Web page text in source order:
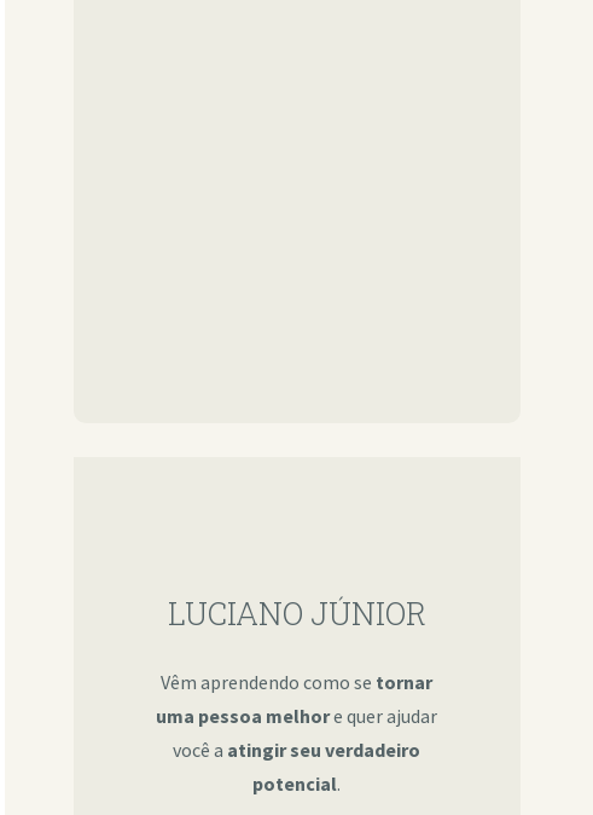
LUCIANO JÚNIOR
Vêm aprendendo como se tornar
uma pessoa melhore quer ajudar
você a atingir seu verdadeiro
potencial.